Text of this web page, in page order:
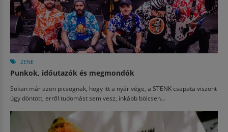
ZENE
Punkok, időutazók és megmondók
Sokan már azon picsognak, hogy itt a nyár vége, a STENK csapata viszont
úgy döntött, erről tudomást sem vesz, inkább bölcsen...